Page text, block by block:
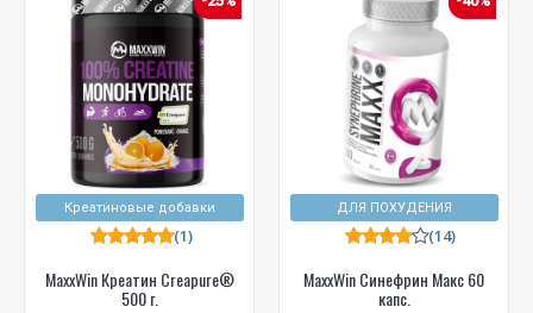
Креатиновые добавки
MaxxWin Креатин Creapure®
500 г.
(1)
ДЛЯ ПОХУДЕНИЯ
MaxxWin Синефрин Макс 60
капс.
(14)